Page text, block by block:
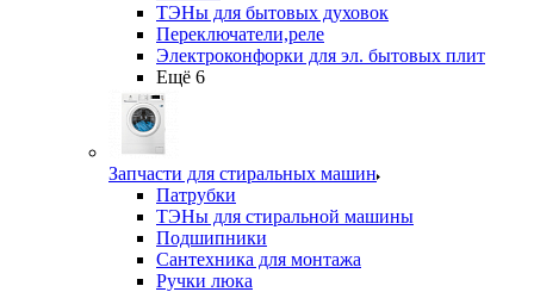
ТЭНы для бытовых духовок
Переключатели,реле
Электроконфорки для эл. бытовых плит
Ещё 6
Запчасти для стиральных машин
Патрубки
ТЭНы для стиральной машины
Подшипники
Сантехника для монтажа
Ручки люка